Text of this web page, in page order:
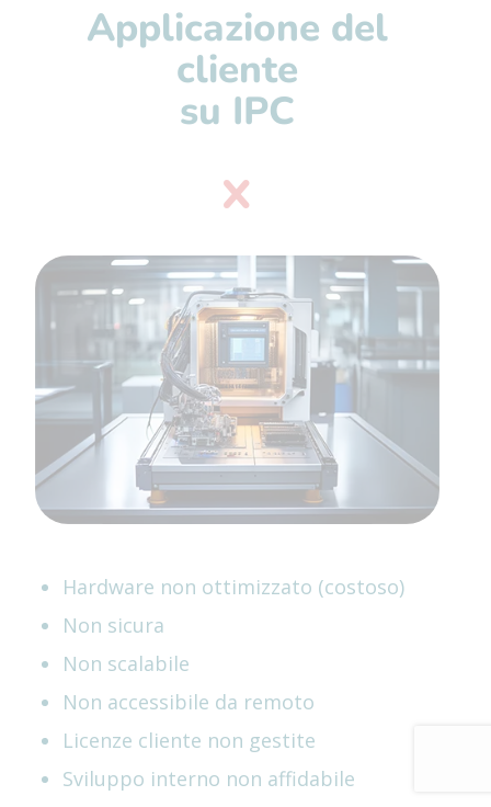
Applicazione del
cliente
su IPC
Hardware non ottimizzato (costoso)
Non sicura
Non scalabile
Non accessibile da remoto
Licenze cliente non gestite
Sviluppo interno non affidabile